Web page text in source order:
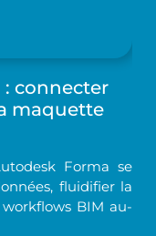
: connecter
maquette
Forma se
fluidifier la
BIM au-